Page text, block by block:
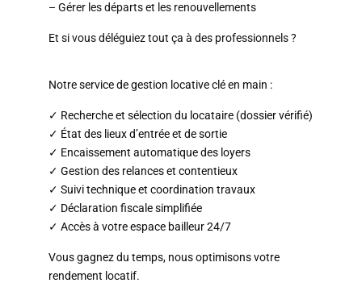
– Gérer les départs et les renouvellements
Et si vous déléguiez tout ça à des professionnels ?
Notre service de gestion locative clé en main :
✓ Recherche et sélection du locataire (dossier vérifié)
✓ État des lieux d’entrée et de sortie
✓ Encaissement automatique des loyers
✓ Gestion des relances et contentieux
✓ Suivi technique et coordination travaux
✓ Déclaration fiscale simplifiée
✓ Accès à votre espace bailleur 24/7
Vous gagnez du temps, nous optimisons votre
rendement locatif.